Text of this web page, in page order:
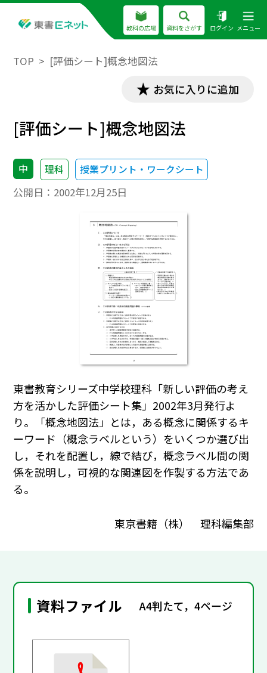
教科の広場 資料をさがす ログイン メニュー
TOP [評価シート]概念地図法
お気に入りに追加
[評価シート]概念地図法
中 理科 授業プリント・ワークシート
公開日： 2002年12月25日
東書教育シリーズ中学校理科「新しい評価の考え
方を活かした評価シート集」2002年3月発行よ
り。「概念地図法」とは，ある概念に関係するキ
ーワード（概念ラベルという）をいくつか選び出
し，それを配置し，線で結び，概念ラベル間の関
係を説明し，可視的な関連図を作製する方法であ
る。
東京書籍（株） 理科編集部
資料ファイル A4判たて，4ページ